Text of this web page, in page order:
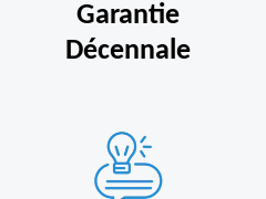
Garantie
Décennale